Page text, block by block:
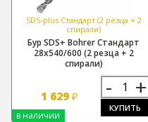
SDS-plus Стандарт (2 резца + 2
спирали)
Бур SDS+ Bohrer Стандарт
28х540/600 (2 резца + 2
спирали)
1 629 ₽ - +
КУПИТЬ
в наличии